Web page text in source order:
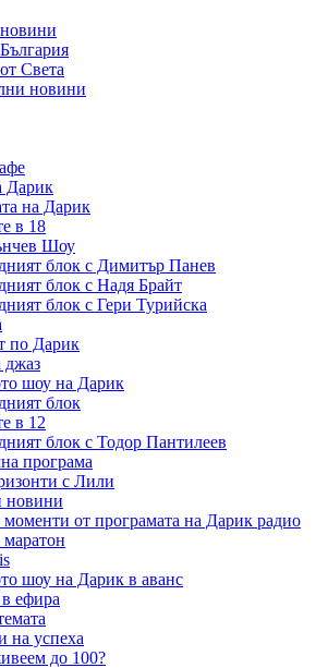
Света
новини
Дарик
на Дарик
в 18
Шоу
блок с Димитър Панев
блок с Надя Брайт
блок с Гери Турийска
по Дарик
джаз
шоу на Дарик
блок
в 12
блок с Тодор Пантилеев
програма
с Лили
новини
от програмата на Дарик радио
шоу на Дарик в аванс
ефира
на успеха
до 100?